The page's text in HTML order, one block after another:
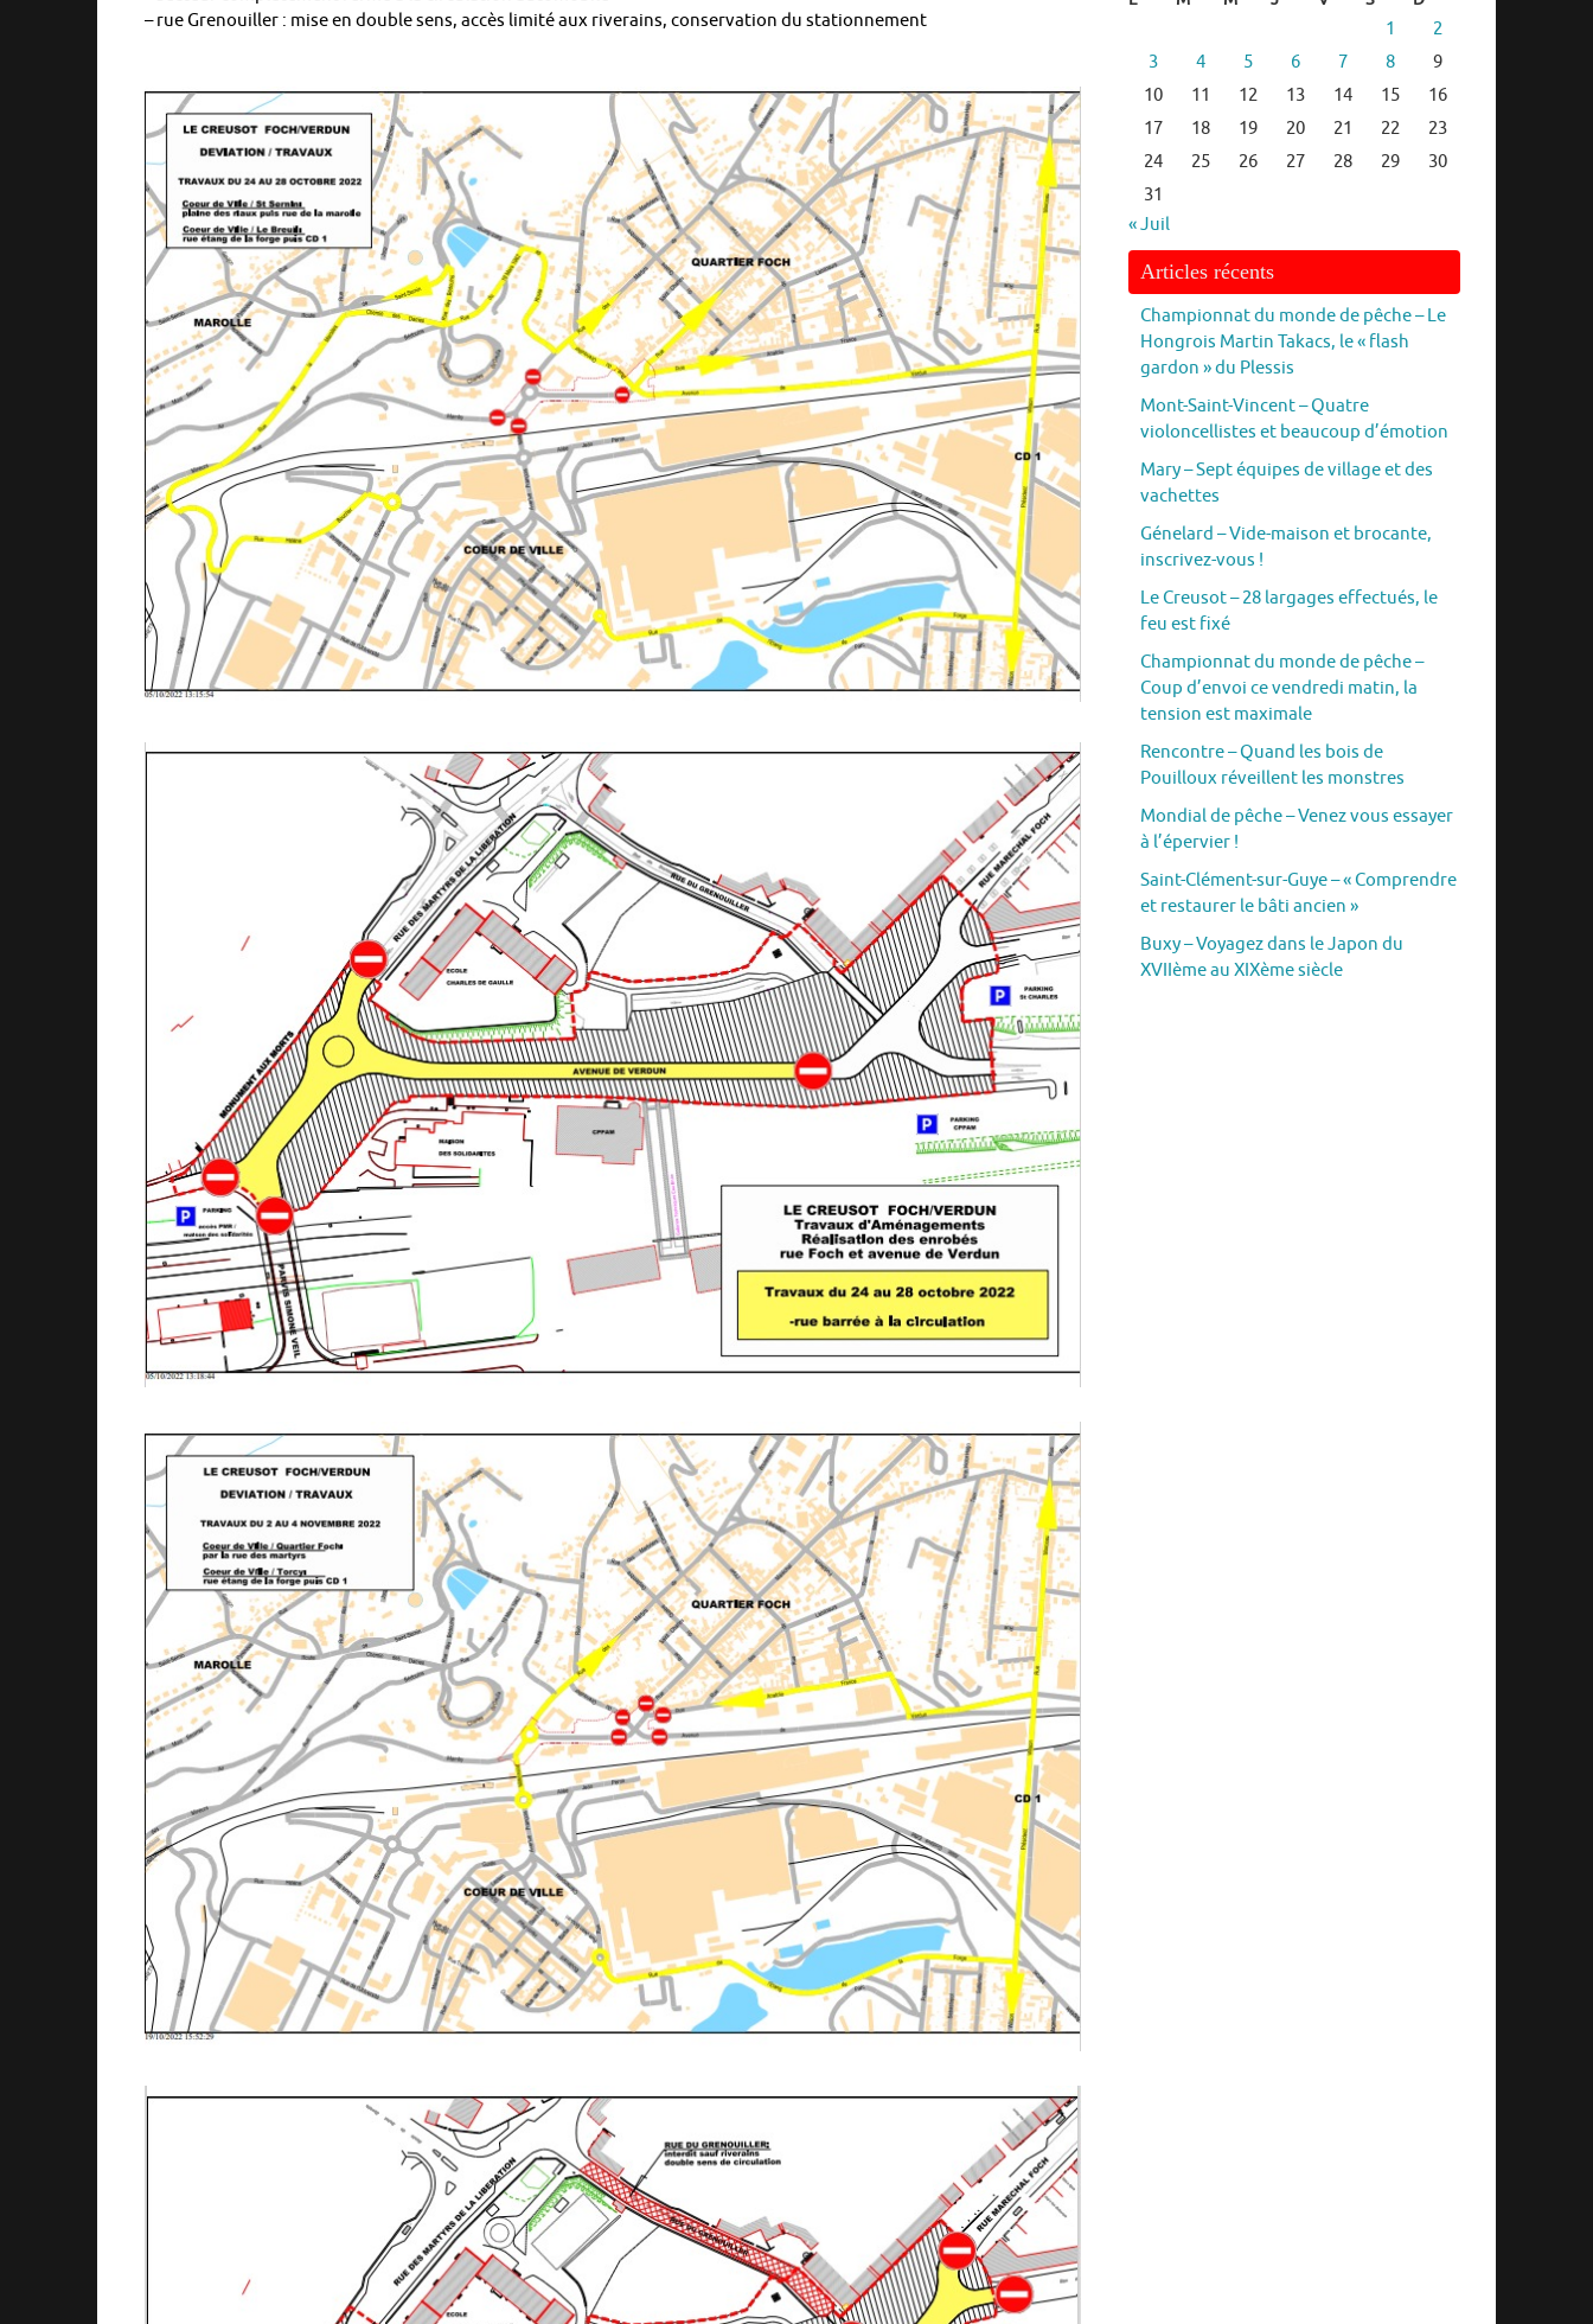
– rue Grenouiller : mise en double sens, accès limité aux riverains, conservation du stationnement
1
2
3
4 5 6 7 8
9
10
11 12 13 14 15
16
17
18 19 20 21 22
23
24
25 26 27 28 29
30
31
« Juil
Articles récents
Championnat du monde de pêche – Le
Hongrois Martin Takacs, le « flash
gardon » du Plessis
Mont-Saint-Vincent – Quatre
violoncellistes et beaucoup d’émotion
Mary – Sept équipes de village et des
vachettes
Génelard – Vide-maison et brocante,
inscrivez-vous !
Le Creusot – 28 largages effectués, le
feu est fixé
Championnat du monde de pêche –
Coup d’envoi ce vendredi matin, la
tension est maximale
Rencontre – Quand les bois de
Pouilloux réveillent les monstres
Mondial de pêche – Venez vous essayer
à l’épervier !
Saint-Clément-sur-Guye – « Comprendre
et restaurer le bâti ancien »
Buxy – Voyagez dans le Japon du
XVIIème au XIXème siècle